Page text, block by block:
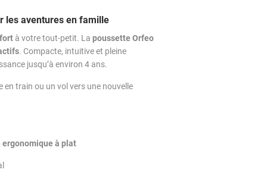
les aventures en famille
à votre tout-petit. La poussette Orfeo
. Compacte, intuitive et pleine
jusqu’à environ 4 ans.
en train ou un vol vers une nouvelle
à plat